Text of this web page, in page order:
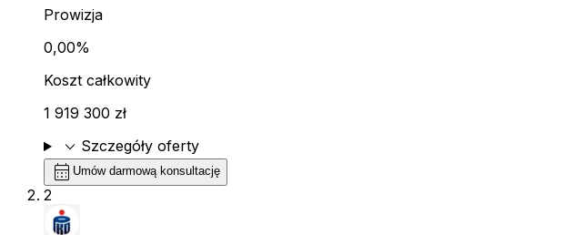
Prowizja
0,00%
Koszt całkowity
1 919 300 zł
expand_more Szczegóły oferty
calendar_month Umów darmową konsultację
2